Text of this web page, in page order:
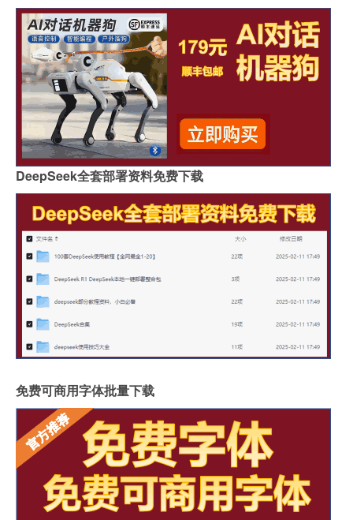
DeepSeek全套部署资料免费下载
免费可商用字体批量下载